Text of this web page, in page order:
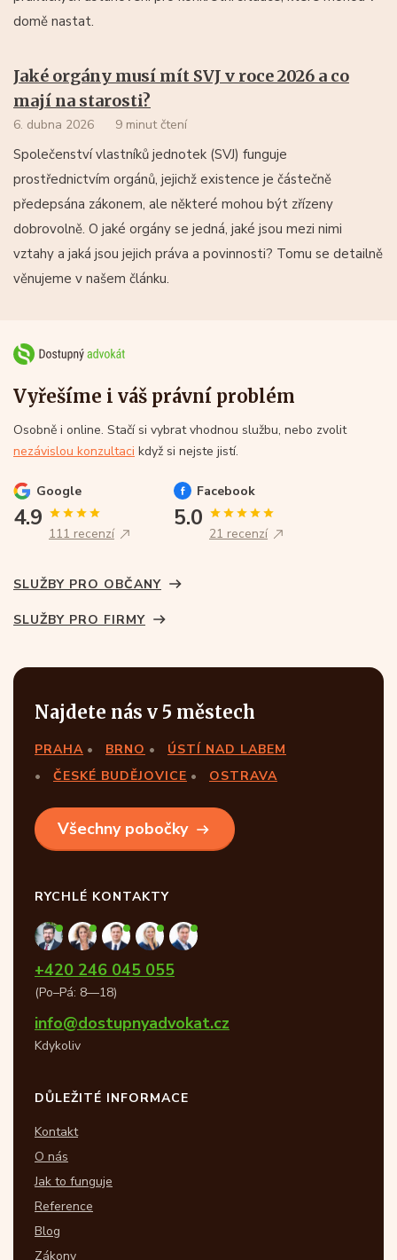
domě nastat.
Jaké orgány musí mít SVJ v roce 2026 a co
mají na starosti?
6. dubna 2026 9 minut čtení
Společenství vlastníků jednotek (SVJ) funguje
prostřednictvím orgánů, jejichž existence je částečně
předepsána zákonem, ale některé mohou být zřízeny
dobrovolně. O jaké orgány se jedná, jaké jsou mezi nimi
vztahy a jaká jsou jejich práva a povinnosti? Tomu se detailně
věnujeme v našem článku.
Vyřešíme i váš právní problém
Osobně i online. Stačí si vybrat vhodnou službu, nebo zvolit
nezávislou konzultaci když si nejste jistí.
Google
4.9
111 recenzí
Facebook
5.0
21 recenzí
SLUŽBY PRO OBČANY
SLUŽBY PRO FIRMY
Najdete nás v 5 městech
PRAHA BRNO
ÚSTÍ NAD LABEM
ČESKÉ BUDĚJOVICE
OSTRAVA
Všechny pobočky
RYCHLÉ KONTAKTY
+420 246 045 055
(Po–Pá: 8—18)
info@dostupnyadvokat.cz
Kdykoliv
DŮLEŽITÉ INFORMACE
Kontakt
O nás
Jak to funguje
Reference
Blog
Zákony